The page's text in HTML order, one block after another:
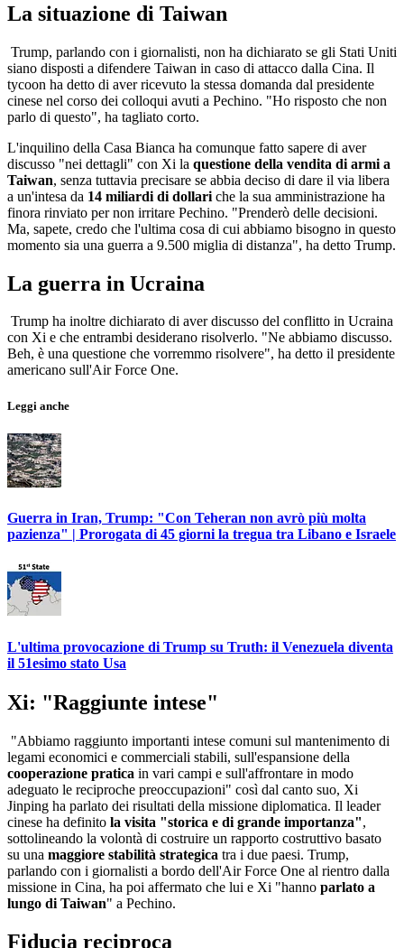
La situazione di Taiwan
Trump, parlando con i giornalisti, non ha dichiarato se gli Stati Uniti
siano disposti a difendere Taiwan in caso di attacco dalla Cina. Il
tycoon ha detto di aver ricevuto la stessa domanda dal presidente
cinese nel corso dei colloqui avuti a Pechino. "Ho risposto che non
parlo di questo", ha tagliato corto.
L'inquilino della Casa Bianca ha comunque fatto sapere di aver
discusso "nei dettagli" con Xi la questione della vendita di armi a
Taiwan, senza tuttavia precisare se abbia deciso di dare il via libera
a un'intesa da 14 miliardi di dollari che la sua amministrazione ha
finora rinviato per non irritare Pechino. "Prenderò delle decisioni.
Ma, sapete, credo che l'ultima cosa di cui abbiamo bisogno in questo
momento sia una guerra a 9.500 miglia di distanza", ha detto Trump.
La guerra in Ucraina
Trump ha inoltre dichiarato di aver discusso del conflitto in Ucraina
con Xi e che entrambi desiderano risolverlo. "Ne abbiamo discusso.
Beh, è una questione che vorremmo risolvere", ha detto il presidente
americano sull'Air Force One.
Leggi anche
Guerra in Iran, Trump: "Con Teheran non avrò più molta
pazienza" | Prorogata di 45 giorni la tregua tra Libano e Israele
L'ultima provocazione di Trump su Truth: il Venezuela diventa
il 51esimo stato Usa
Xi: "Raggiunte intese"
"Abbiamo raggiunto importanti intese comuni sul mantenimento di
legami economici e commerciali stabili, sull'espansione della
cooperazione pratica in vari campi e sull'affrontare in modo
adeguato le reciproche preoccupazioni" così dal canto suo, Xi
Jinping ha parlato dei risultati della missione diplomatica. Il leader
cinese ha definito la visita "storica e di grande importanza",
sottolineando la volontà di costruire un rapporto costruttivo basato
su una maggiore stabilità strategica tra i due paesi. Trump,
parlando con i giornalisti a bordo dell'Air Force One al rientro dalla
missione in Cina, ha poi affermato che lui e Xi "hanno parlato a
lungo di Taiwan" a Pechino.
Fiducia reciproca